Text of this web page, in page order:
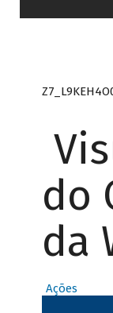
do
da
Ações